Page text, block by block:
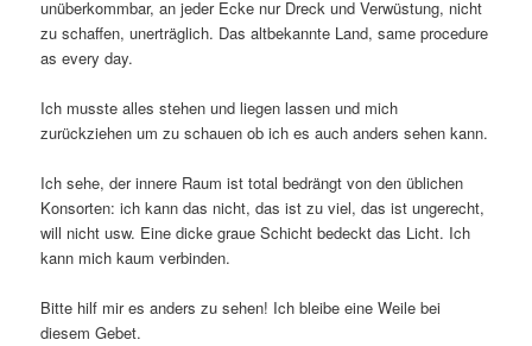
unüberkommbar, an jeder Ecke nur Dreck und Verwüstung, nicht
zu schaffen, unerträglich. Das altbekannte Land, same procedure
as every day.
Ich musste alles stehen und liegen lassen und mich
zurückziehen um zu schauen ob ich es auch anders sehen kann.
Ich sehe, der innere Raum ist total bedrängt von den üblichen
Konsorten: ich kann das nicht, das ist zu viel, das ist ungerecht,
will nicht usw. Eine dicke graue Schicht bedeckt das Licht. Ich
kann mich kaum verbinden.
Bitte hilf mir es anders zu sehen! Ich bleibe eine Weile bei
diesem Gebet.